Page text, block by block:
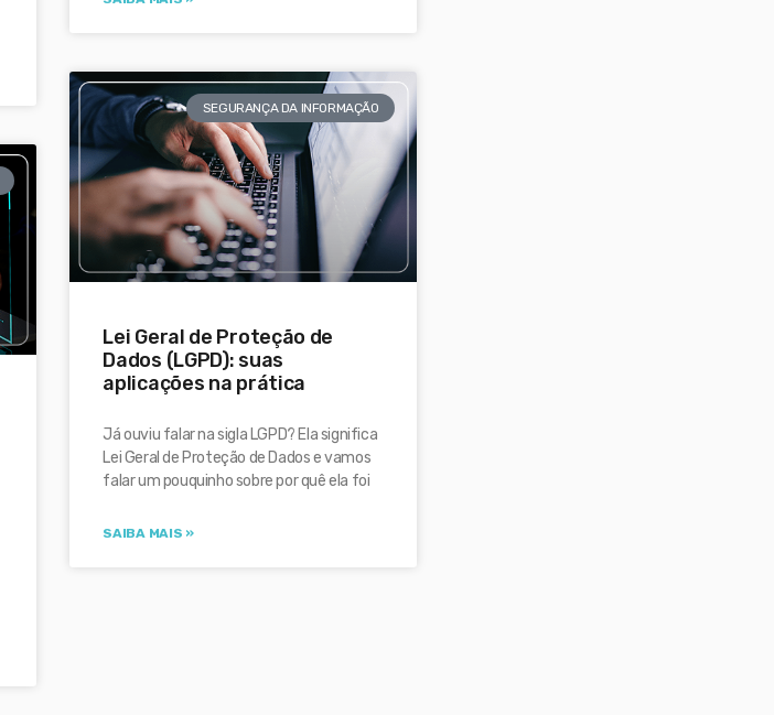
SEGURANÇA DA INFORMAÇÃO
Lei Geral de Proteção de
Dados (LGPD): suas
aplicações na prática
Já ouviu falar na sigla LGPD? Ela significa
Lei Geral de Proteção de Dados e vamos
falar um pouquinho sobre por quê ela foi
SAIBA MAIS »